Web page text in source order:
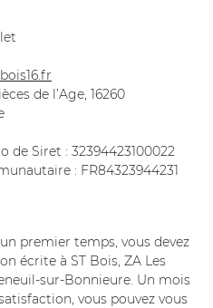
à recevoir nos propositions
ci-dessus. Vous pouvez vous désinscrire
de l’Age, 16260
de Siret : 32394423100022
: FR84323944231
premier temps, vous devez
écrite à ST Bois, ZA Les
sur-Bonnieure. Un mois
vous pouvez vous